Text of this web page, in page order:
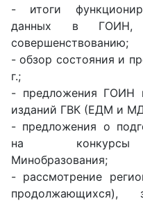
- итоги
данных в ГОИН,
совершенствованию;
- обзор состояния и
г.;
- предложения ГОИН
изданий ГВК (ЕДМ и
- предложения о
на конкурсы
Минобразования;
- рассмотрение